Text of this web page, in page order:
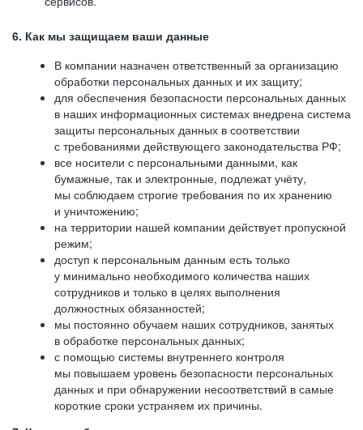
6. Как мы защищаем ваши данные
В компании назначен ответственный за организацию
обработки персональных данных и их защиту;
для обеспечения безопасности персональных данных
в наших информационных системах внедрена система
защиты персональных данных в соответствии
с требованиями действующего законодательства РФ;
все носители с персональными данными, как
бумажные, так и электронные, подлежат учёту,
мы соблюдаем строгие требования по их хранению
и уничтожению;
на территории нашей компании действует пропускной
режим;
доступ к персональным данным есть только
у минимально необходимого количества наших
сотрудников и только в целях выполнения
должностных обязанностей;
мы постоянно обучаем наших сотрудников, занятых
в обработке персональных данных;
с помощью системы внутреннего контроля
мы повышаем уровень безопасности персональных
данных и при обнаружении несоответствий в самые
короткие сроки устраняем их причины.